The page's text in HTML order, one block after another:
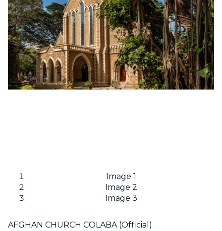
Image 1
Image 2
Image 3
AFGHAN CHURCH COLABA (Official)